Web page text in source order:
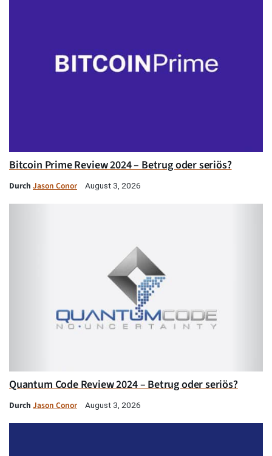
Bitcoin Prime Review 2024 – Betrug oder seriös?
Durch Jason Conor August 3, 2026
Quantum Code Review 2024 – Betrug oder seriös?
Durch Jason Conor August 3, 2026